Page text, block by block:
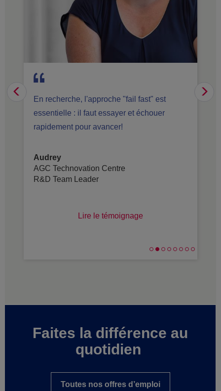
En recherche, l'approche "fail fast" est
essentielle : il faut essayer et échouer
rapidement pour avancer!
Audrey
AGC Technovation Centre
R&D Team Leader
Lire le témoignage
Faites la différence au
quotidien
Toutes nos offres d’emploi